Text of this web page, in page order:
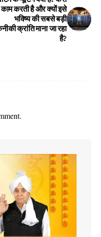
काम करती है और क्यों इसे
भविष्य की सबसे बड़ी
क्रांति माना जा रहा
है?